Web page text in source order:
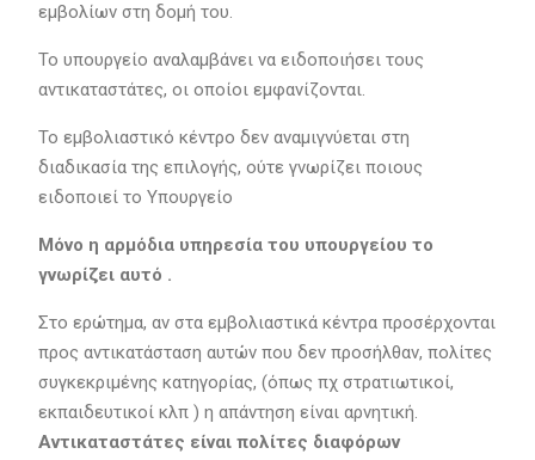
εμβολίων στη δομή του.
Το υπουργείο αναλαμβάνει να ειδοποιήσει τους
αντικαταστάτες, οι οποίοι εμφανίζονται.
Το εμβολιαστικό κέντρο δεν αναμιγνύεται στη
διαδικασία της επιλογής, ούτε γνωρίζει ποιους
ειδοποιεί το Υπουργείο
Μόνο η αρμόδια υπηρεσία του υπουργείου το
γνωρίζει αυτό .
Στο ερώτημα, αν στα εμβολιαστικά κέντρα προσέρχονται
προς αντικατάσταση αυτών που δεν προσήλθαν, πολίτες
συγκεκριμένης κατηγορίας, (όπως πχ στρατιωτικοί,
εκπαιδευτικοί κλπ ) η απάντηση είναι αρνητική.
Αντικαταστάτες είναι πολίτες διαφόρων